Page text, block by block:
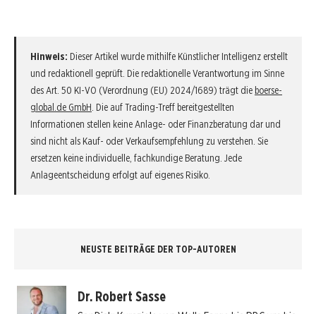
Hinweis: Dieser Artikel wurde mithilfe Künstlicher Intelligenz erstellt
und redaktionell geprüft. Die redaktionelle Verantwortung im Sinne
des Art. 50 KI-VO (Verordnung (EU) 2024/1689) trägt die boerse-
global.de GmbH. Die auf Trading-Treff bereitgestellten
Informationen stellen keine Anlage- oder Finanzberatung dar und
sind nicht als Kauf- oder Verkaufsempfehlung zu verstehen. Sie
ersetzen keine individuelle, fachkundige Beratung. Jede
Anlageentscheidung erfolgt auf eigenes Risiko.
NEUSTE BEITRÄGE DER TOP-AUTOREN
Dr. Robert Sasse